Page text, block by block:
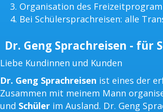
Organisation des
Bei Schülersprachreisen: alle
Dr. Geng Sprachreisen - für
Liebe Kundinnen und Kunden
Dr. Geng Sprachreisen ist eines der
Zusammen mit meinem Mann
und Schüler im Ausland. Dr. Geng